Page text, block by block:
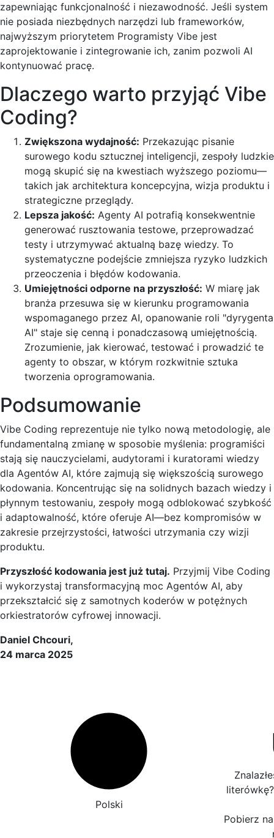
zapewniając funkcjonalność i niezawodność. Jeśli system
nie posiada niezbędnych narzędzi lub frameworków,
najwyższym priorytetem Programisty Vibe jest
zaprojektowanie i zintegrowanie ich, zanim pozwoli AI
kontynuować pracę.
Dlaczego warto przyjąć Vibe
Coding?
Zwiększona wydajność: Przekazując pisanie
surowego kodu sztucznej inteligencji, zespoły ludzkie
mogą skupić się na kwestiach wyższego poziomu—
takich jak architektura koncepcyjna, wizja produktu i
strategiczne przeglądy.
Lepsza jakość: Agenty AI potrafią konsekwentnie
generować rusztowania testowe, przeprowadzać
testy i utrzymywać aktualną bazę wiedzy. To
systematyczne podejście zmniejsza ryzyko ludzkich
przeoczenia i błędów kodowania.
Umiejętności odporne na przyszłość: W miarę jak
branża przesuwa się w kierunku programowania
wspomaganego przez AI, opanowanie roli "dyrygenta
AI" staje się cenną i ponadczasową umiejętnością.
Zrozumienie, jak kierować, testować i prowadzić te
agenty to obszar, w którym rozkwitnie sztuka
tworzenia oprogramowania.
Podsumowanie
Vibe Coding reprezentuje nie tylko nową metodologię, ale
fundamentalną zmianę w sposobie myślenia: programiści
stają się nauczycielami, audytorami i kuratorami wiedzy
dla Agentów AI, które zajmują się większością surowego
kodowania. Koncentrując się na solidnych bazach wiedzy i
płynnym testowaniu, zespoły mogą odblokować szybkość
i adaptowalność, które oferuje AI—bez kompromisów w
zakresie przejrzystości, łatwości utrzymania czy wizji
produktu.
Przyszłość kodowania jest już tutaj. Przyjmij Vibe Coding
i wykorzystaj transformacyjną moc Agentów AI, aby
przekształcić się z samotnych koderów w potężnych
orkiestratorów cyfrowej innowacji.
Daniel Chcouri,
24 marca 2025
Polski
Pobierz